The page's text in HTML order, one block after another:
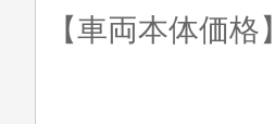
【車両本体価格】